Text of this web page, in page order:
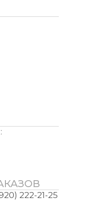
222-21-25